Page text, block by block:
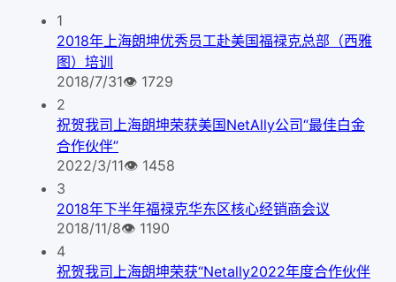
1
2018年上海朗坤优秀员工赴美国福禄克总部（西雅
图）培训
2018/7/31👁 1729
2
祝贺我司上海朗坤荣获美国NetAlly公司“最佳白金
合作伙伴”
2022/3/11👁 1458
3
2018年下半年福禄克华东区核心经销商会议
2018/11/8👁 1190
4
祝贺我司上海朗坤荣获“Netally2022年度合作伙伴